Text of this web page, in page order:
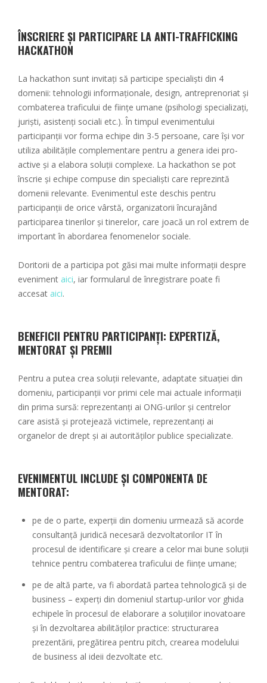
ÎNSCRIERE ȘI PARTICIPARE LA ANTI-TRAFFICKING
HACKATHON
La hackathon sunt invitați să participe specialiști din 4
domenii: tehnologii informaționale, design, antreprenoriat și
combaterea traficului de ființe umane (psihologi specializați,
juriști, asistenți sociali etc.). În timpul evenimentului
participanții vor forma echipe din 3-5 persoane, care își vor
utiliza abilitățile complementare pentru a genera idei pro-
active și a elabora soluții complexe. La hackathon se pot
înscrie și echipe compuse din specialiști care reprezintă
domenii relevante. Evenimentul este deschis pentru
participanții de orice vârstă, organizatorii încurajând
participarea tinerilor și tinerelor, care joacă un rol extrem de
important în abordarea fenomenelor sociale.
Doritorii de a participa pot găsi mai multe informații despre
eveniment aici, iar formularul de înregistrare poate fi
accesat aici.
BENEFICII PENTRU PARTICIPANȚI: EXPERTIZĂ,
MENTORAT ȘI PREMII
Pentru a putea crea soluții relevante, adaptate situației din
domeniu, participanții vor primi cele mai actuale informații
din prima sursă: reprezentanți ai ONG-urilor și centrelor
care asistă și protejează victimele, reprezentanți ai
organelor de drept și ai autorităților publice specializate.
EVENIMENTUL INCLUDE ȘI COMPONENTA DE
MENTORAT:
pe de o parte, experții din domeniu urmează să acorde
consultanță juridică necesară dezvoltatorilor IT în
procesul de identificare și creare a celor mai bune soluții
tehnice pentru combaterea traficului de ființe umane;
pe de altă parte, va fi abordată partea tehnologică și de
business – experți din domeniul startup-urilor vor ghida
echipele în procesul de elaborare a soluțiilor inovatoare
și în dezvoltarea abilităților practice: structurarea
prezentării, pregătirea pentru pitch, crearea modelului
de business al ideii dezvoltate etc.